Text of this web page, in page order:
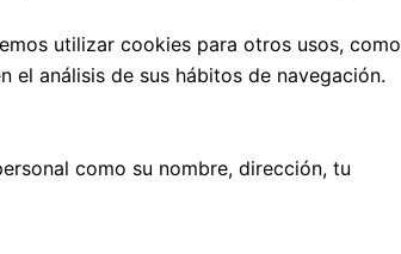
utilizar cookies para otros usos, como
análisis de sus hábitos de navegación.
como su nombre, dirección, tu